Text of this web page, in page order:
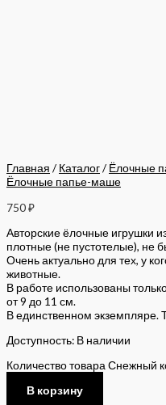
Главная / Каталог/ Ёлочные
Ёлочные папье-маше
750₽
Авторские ёлочные игрушки
плотные (не пустотелые), не
Очень актуально для тех, у
животные.
В работе использованы
от 9 до 11 см.
В единственном экземпляре.
Доступность: В наличии
Количество товара Снежный
В корзину